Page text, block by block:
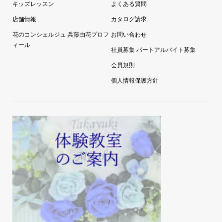
キッズレッスン
店舗情報
花のコンシェルジュ 兵藤由花プロフ
ィール
よくある質問
カタログ請求
お問い合わせ
社員募集 パートアルバイト募集
会員規則
個人情報保護方針